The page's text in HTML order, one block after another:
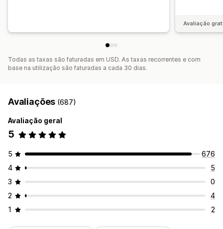
Avaliação
Todas as taxas são faturadas em USD. As taxas recorrentes e com
base na utilização são faturadas a cada 30 dias.
Avaliações (687)
Avaliação geral
5
5
676
4
5
3
0
2
4
1
2